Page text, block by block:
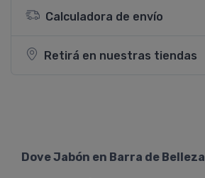
Calculadora de envío
Retirá en nuestras tiendas
Dove Jabón en Barra de